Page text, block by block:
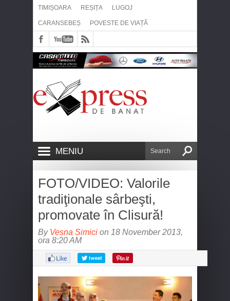
TIMIȘOARA REȘIȚA LUGOJ
CARANSEBEȘ POVESTE DE VIAȚĂ
MENIU
FOTO/VIDEO: Valorile
tradiţionale sârbeşti,
promovate în Clisură!
By Vesna Simici on 18 November 2013,
ora 8:20 AM